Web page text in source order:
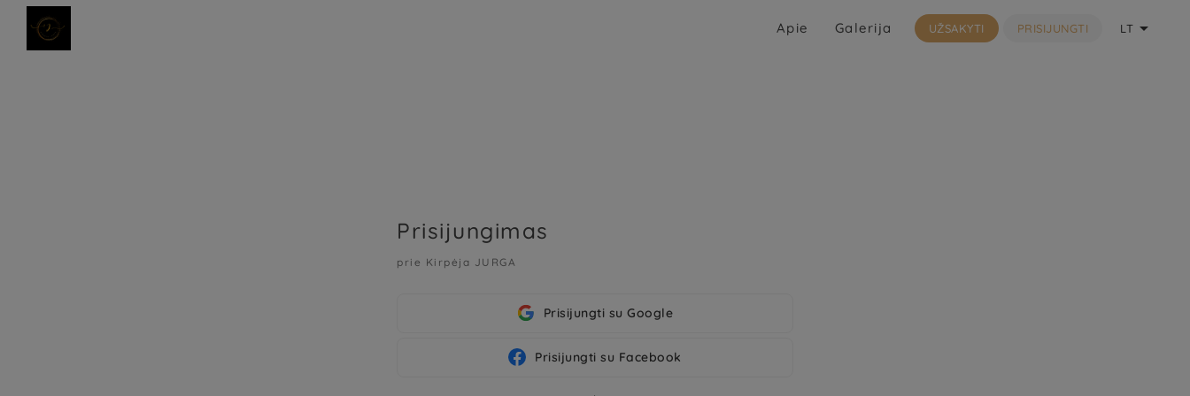
Apie Galerija UŽSAKYTI PRISIJUNGTI LT 
Prisijungimas
prie Kirpėja JURGA
Prisijungti su Google
Prisijungti su Facebook